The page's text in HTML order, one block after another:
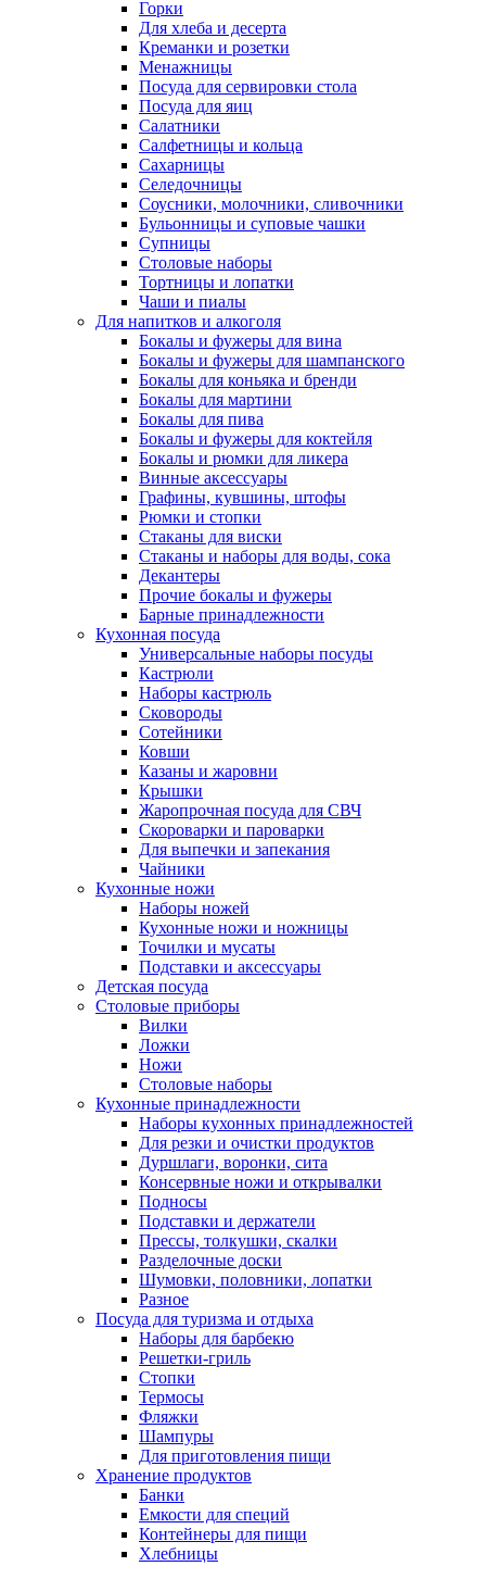
Горки
Для хлеба и десерта
Креманки и розетки
Менажницы
Посуда для сервировки стола
Посуда для яиц
Салатники
Салфетницы и кольца
Сахарницы
Селедочницы
Соусники, молочники, сливочники
Бульонницы и суповые чашки
Супницы
Столовые наборы
Тортницы и лопатки
Чаши и пиалы
Для напитков и алкоголя
Бокалы и фужеры для вина
Бокалы и фужеры для шампанского
Бокалы для коньяка и бренди
Бокалы для мартини
Бокалы для пива
Бокалы и фужеры для коктейля
Бокалы и рюмки для ликера
Винные аксессуары
Графины, кувшины, штофы
Рюмки и стопки
Стаканы для виски
Стаканы и наборы для воды, сока
Декантеры
Прочие бокалы и фужеры
Барные принадлежности
Кухонная посуда
Универсальные наборы посуды
Кастрюли
Наборы кастрюль
Сковороды
Сотейники
Ковши
Казаны и жаровни
Крышки
Жаропрочная посуда для СВЧ
Скороварки и пароварки
Для выпечки и запекания
Чайники
Кухонные ножи
Наборы ножей
Кухонные ножи и ножницы
Точилки и мусаты
Подставки и аксессуары
Детская посуда
Столовые приборы
Вилки
Ложки
Ножи
Столовые наборы
Кухонные принадлежности
Наборы кухонных принадлежностей
Для резки и очистки продуктов
Дуршлаги, воронки, сита
Консервные ножи и открывалки
Подносы
Подставки и держатели
Прессы, толкушки, скалки
Разделочные доски
Шумовки, половники, лопатки
Разное
Посуда для туризма и отдыха
Наборы для барбекю
Решетки-гриль
Стопки
Термосы
Фляжки
Шампуры
Для приготовления пищи
Хранение продуктов
Банки
Емкости для специй
Контейнеры для пищи
Хлебницы